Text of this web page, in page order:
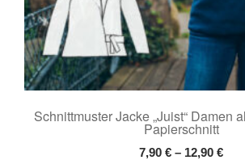
Schnittmuster Jacke „Juist“ Damen
Papierschnitt
7,90 € – 12,90 €